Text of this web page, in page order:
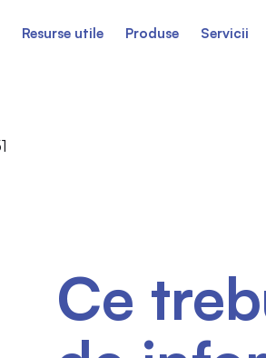
Resurse utile Produse Servicii
Ce